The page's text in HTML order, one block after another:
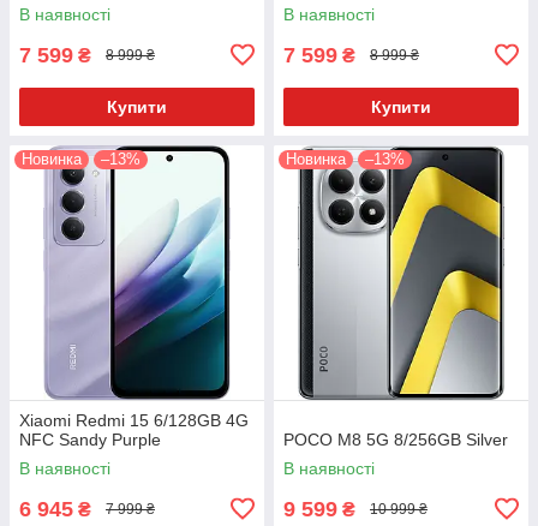
В наявності
7 599 ₴ 8 999 ₴
Купити
В наявності
7 599 ₴ 8 999 ₴
Купити
Новинка –13%
Xiaomi Redmi 15 6/128GB 4G
NFC Sandy Purple
В наявності
6 945 ₴ 7 999 ₴
Новинка –13%
POCO M8 5G 8/256GB Silver
В наявності
9 599 ₴ 10 999 ₴